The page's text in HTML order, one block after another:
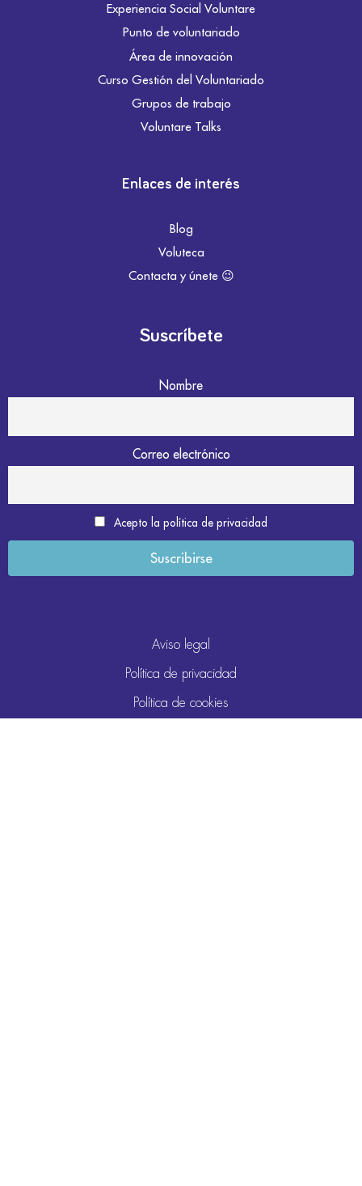
Experiencia Social Voluntare
Punto de voluntariado
Área de innovación
Curso Gestión del Voluntariado
Grupos de trabajo
Voluntare Talks
Enlaces de interés
Blog
Voluteca
Contacta y únete 😉
Suscríbete
Nombre
Correo electrónico
Acepto la política de privacidad
Aviso legal
Política de privacidad
Política de cookies